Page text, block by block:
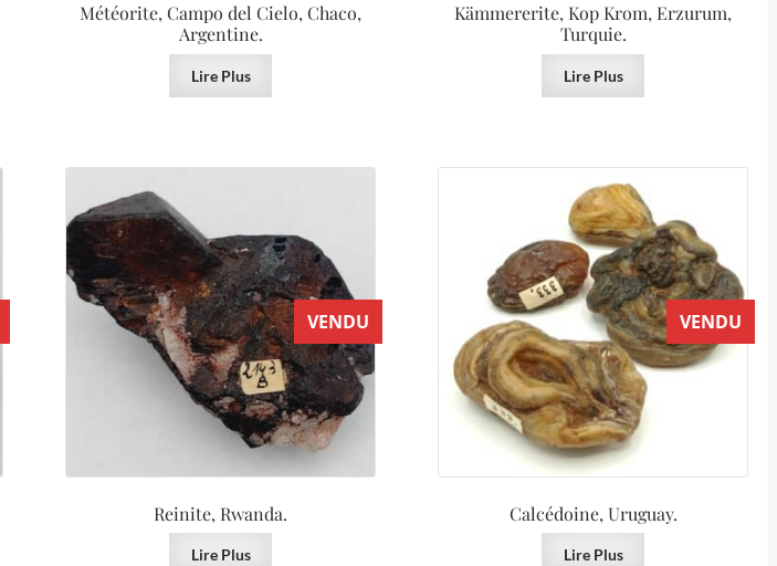
Météorite, Campo del Cielo, Chaco,
Argentine.
Lire Plus
Kämmererite, Kop Krom, Erzurum,
Turquie.
Lire Plus
VENDU
Reinite, Rwanda.
Lire Plus
VENDU
Calcédoine, Uruguay.
Lire Plus